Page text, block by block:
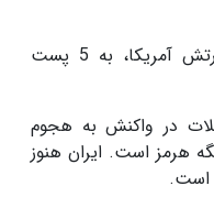
به گفته سپاه، در بامداد امروز، ارتش آمریکا، به 5 پست
در واکنش به هجوم
هرمز است. ایران هنوز
است.